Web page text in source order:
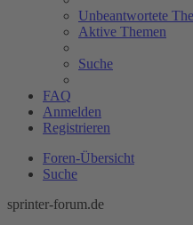
Unbeantwortete
Aktive Themen
Suche
FAQ
Anmelden
Registrieren
Foren-Übersicht
Suche
sprinter-forum.de